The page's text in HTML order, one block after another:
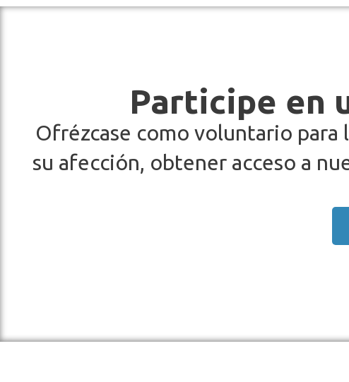
Participe en
Ofrézcase como voluntario
su afección, obtener acceso a